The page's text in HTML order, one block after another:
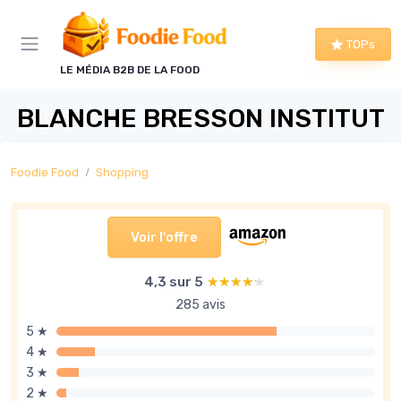
LE MÉDIA B2B DE LA FOOD
TOPs
BLANCHE BRESSON INSTITUT
Foodie Food Shopping
Voir l'offre
4,3 sur 5 ★★★★★
★★★★★
285 avis
5 ★
4 ★
3 ★
2 ★
Panneau de gestion des cookies